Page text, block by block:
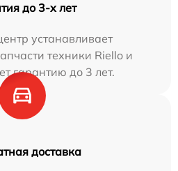
до 3-х лет
устанавливает
техники Riello и
гарантию до 3 лет.
доставка